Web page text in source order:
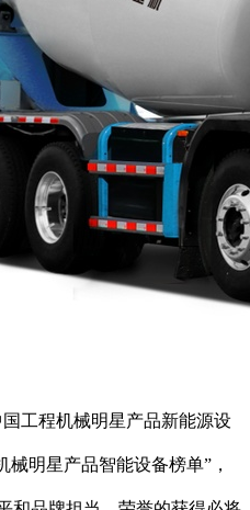
工程机械明星产品新能源设
械明星产品智能设备榜单”，